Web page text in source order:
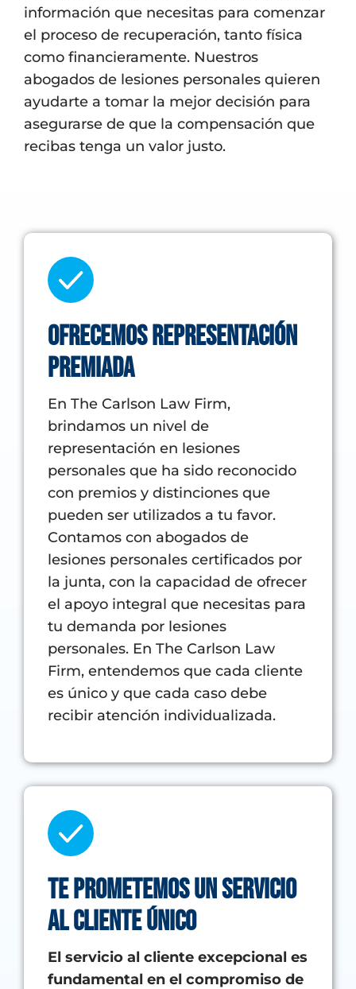
información que necesitas para comenzar
el proceso de recuperación, tanto física
como financieramente. Nuestros
abogados de lesiones personales quieren
ayudarte a tomar la mejor decisión para
asegurarse de que la compensación que
recibas tenga un valor justo.
Ofrecemos representación
PREMIADA
En The Carlson Law Firm,
brindamos un nivel de
representación en lesiones
personales que ha sido reconocido
con premios y distinciones que
pueden ser utilizados a tu favor.
Contamos con abogados de
lesiones personales certificados por
la junta, con la capacidad de ofrecer
el apoyo integral que necesitas para
tu demanda por lesiones
personales. En The Carlson Law
Firm, entendemos que cada cliente
es único y que cada caso debe
recibir atención individualizada.
Te PROMETEMOS un servicio
al cliente único
El servicio al cliente excepcional es
fundamental en el compromiso de